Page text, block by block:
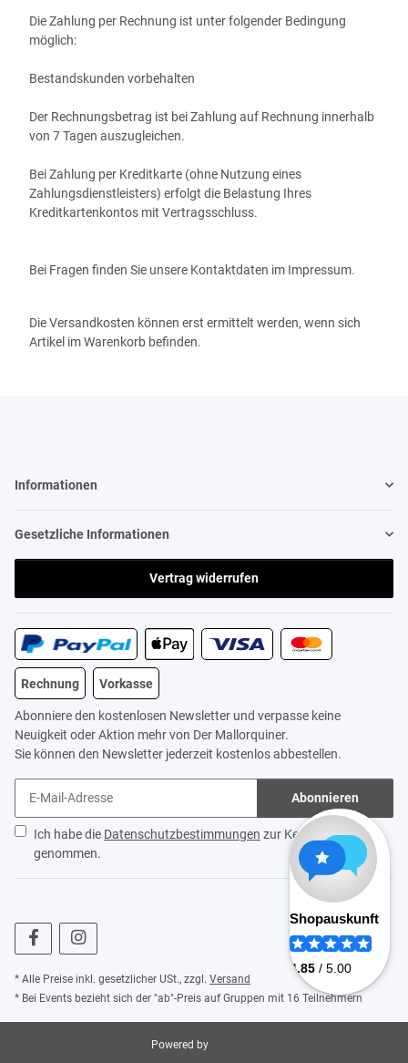
Die Zahlung per Rechnung ist unter folgender Bedingung
möglich:
Bestandskunden vorbehalten
Der Rechnungsbetrag ist bei Zahlung auf Rechnung innerhalb
von 7 Tagen auszugleichen.
Bei Zahlung per Kreditkarte (ohne Nutzung eines
Zahlungsdienstleisters) erfolgt die Belastung Ihres
Kreditkartenkontos mit Vertragsschluss.
Bei Fragen finden Sie unsere Kontaktdaten im Impressum.
Die Versandkosten können erst ermittelt werden, wenn sich
Artikel im Warenkorb befinden.
Informationen
Gesetzliche Informationen
Vertrag widerrufen
Rechnung Vorkasse
Abonniere den kostenlosen Newsletter und verpasse keine
Neuigkeit oder Aktion mehr von Der Mallorquiner.
Sie können den Newsletter jederzeit kostenlos abbestellen.
Abonnieren
Ich habe die Datenschutzbestimmungen zur Kenntnis
genommen.
* Alle Preise inkl. gesetzlicher USt., zzgl. Versand
* Bei Events bezieht sich der "ab"-Preis auf Gruppen mit 16 Teilnehmern
Powered by